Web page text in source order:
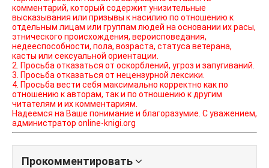
комментарий, который содержит унизительные
высказывания или призывы к насилию по отношению к
отдельным лицам или группам людей на основании их расы,
этнического происхождения, вероисповедания,
недееспособности, пола, возраста, статуса ветерана,
касты или сексуальной ориентации.
2. Просьба отказаться от оскорблений, угроз и запугиваний.
3. Просьба отказаться от нецензурной лексики.
4. Просьба вести себя максимально корректно как по
отношению к авторам, так и по отношению к другим
читателям и их комментариям.
Надеемся на Ваше понимание и благоразумие. С уважением,
администратор online-knigi.org
Прокомментировать